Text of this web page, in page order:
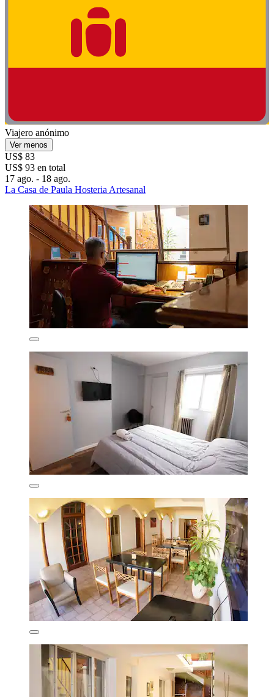
Viajero anónimo
Ver menos
US$ 83
US$ 93 en total
17 ago. - 18 ago.
La Casa de Paula Hosteria Artesanal